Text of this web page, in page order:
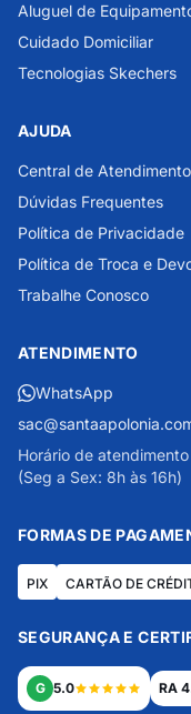
Aluguel de
Cuidado Domiciliar
Tecnologias Skechers
AJUDA
Central de Atendimento
Dúvidas Frequentes
Política de Privacidade
Política de Troca e
Trabalhe Conosco
ATENDIMENTO
WhatsApp
Horário de
(Seg a Sex: 8h às 16h)
FORMAS DE
PIX CARTÃO DE
SEGURANÇA E
G 5.0 RA